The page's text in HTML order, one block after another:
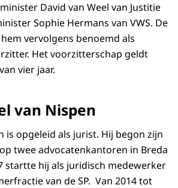
David van Weel van Justitie
Sophie Hermans van VWS. De
vervolgens benoemd als
Het voorzitterschap geldt
vier jaar.
van Nispen
is opgeleid als jurist. Hij begon zijn
twee advocatenkantoren in Breda
startte hij als juridisch medewerker
van de SP. Van 2014 tot